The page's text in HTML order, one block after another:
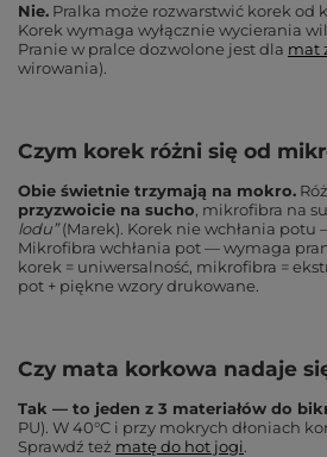
Nie. Pralka może rozwarstwić korek od
Korek wymaga wyłącznie wycierania
Pranie w pralce dozwolone jest dla mat
wirowania).
Czym korek różni się od
Obie świetnie trzymają na mokro.
przyzwoicie na sucho, mikrofibra na
lodu” (Marek). Korek nie wchłania
Mikrofibra wchłania pot — wymaga
korek = uniwersalność, mikrofibra =
pot + piękne wzory drukowane.
Czy mata korkowa nadaje
Tak — to jeden z 3 materiałów do
PU). W 40°C i przy mokrych dłoniach
Sprawdź też matę do hot jogi.